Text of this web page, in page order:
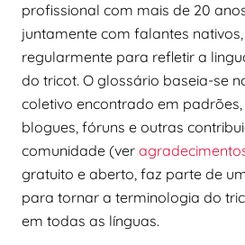
profissional com mais de 20
juntamente com falantes
regularmente para refletir a
do tricot. O glossário baseia-se
coletivo encontrado em padrões,
blogues, fóruns e outras
comunidade (ver
gratuito e aberto, faz parte de
para tornar a terminologia do
em todas as línguas.